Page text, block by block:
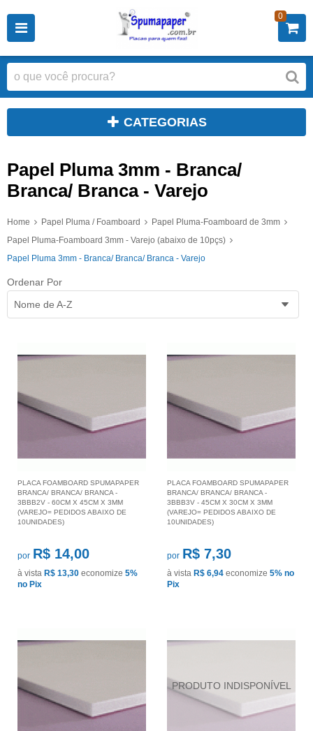
0
CATEGORIAS
Papel Pluma 3mm - Branca/
Branca/ Branca - Varejo
Home Papel Pluma / Foamboard
Papel Pluma-Foamboard de 3mm
Papel Pluma-Foamboard 3mm - Varejo (abaixo de 10pçs)
Papel Pluma 3mm - Branca/ Branca/ Branca - Varejo
Ordenar Por
Nome de A-Z
PLACA FOAMBOARD SPUMAPAPER
BRANCA/ BRANCA/ BRANCA -
3BBB2V - 60CM X 45CM X 3MM
(VAREJO= PEDIDOS ABAIXO DE
10UNIDADES)
por R$ 14,00
à vista R$ 13,30 economize 5%
no Pix
PLACA FOAMBOARD SPUMAPAPER
BRANCA/ BRANCA/ BRANCA -
3BBB3V - 45CM X 30CM X 3MM
(VAREJO= PEDIDOS ABAIXO DE
10UNIDADES)
por R$ 7,30
à vista R$ 6,94 economize 5% no
Pix